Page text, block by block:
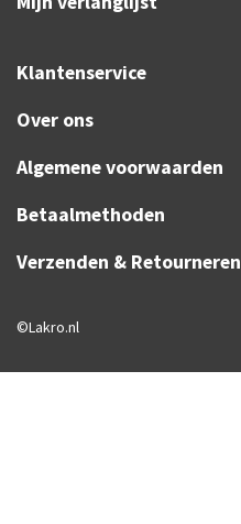
Klantenservice
Over ons
Algemene voorwaarden
Betaalmethoden
Verzenden & Retourneren
©Lakro.nl